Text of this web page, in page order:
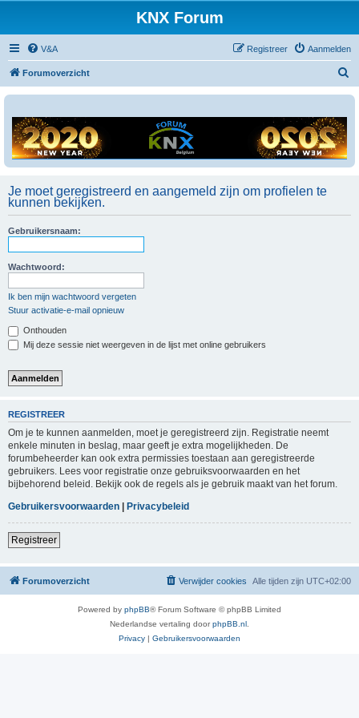
KNX Forum
V&A Aanmelden
Registreer
Forumoverzicht
Je moet geregistreerd en aangemeld zijn om profielen te
kunnen bekijken.
Gebruikersnaam:
Wachtwoord:
Ik ben mijn wachtwoord vergeten
Stuur activatie-e-mail opnieuw
Onthouden
Mij deze sessie niet weergeven in de lijst met online gebruikers
REGISTREER
Om je te kunnen aanmelden, moet je geregistreerd zijn. Registratie neemt
enkele minuten in beslag, maar geeft je extra mogelijkheden. De
forumbeheerder kan ook extra permissies toestaan aan geregistreerde
gebruikers. Lees voor registratie onze gebruiksvoorwaarden en het
bijbehorend beleid. Bekijk ook de regels als je gebruik maakt van het forum.
Gebruikersvoorwaarden
Privacybeleid
Registreer
Forumoverzicht Alle tijden zijn UTC+02:00
Verwijder cookies
Powered by phpBB® Forum Software © phpBB Limited
Nederlandse vertaling doorphpBB.nl
Privacy | Gebruikersvoorwaarden